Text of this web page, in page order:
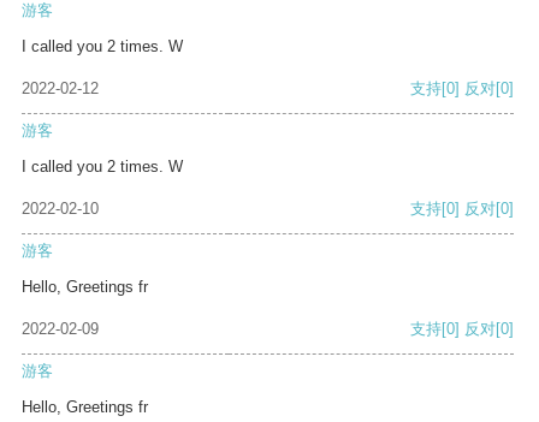
游客
I called you 2 times. W
2022-02-12 支持[0] 反对[0]
游客
I called you 2 times. W
2022-02-10 支持[0] 反对[0]
游客
Hello, Greetings fr
2022-02-09 支持[0] 反对[0]
游客
Hello, Greetings fr